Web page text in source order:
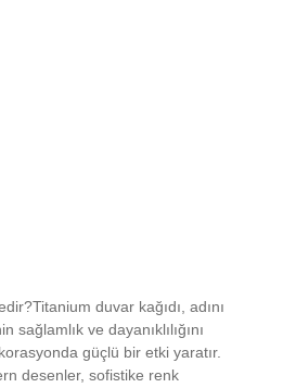
duvar kağıdı, adını
sağlamlık ve dayanıklılığını
güçlü bir etki yaratır.
desenler, sofistike renk